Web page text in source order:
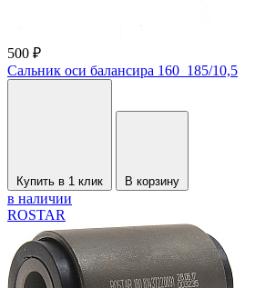
500 ₽
Сальник оси балансира 160_185/10,5
Купить в 1 клик В корзину
в наличии
ROSTAR